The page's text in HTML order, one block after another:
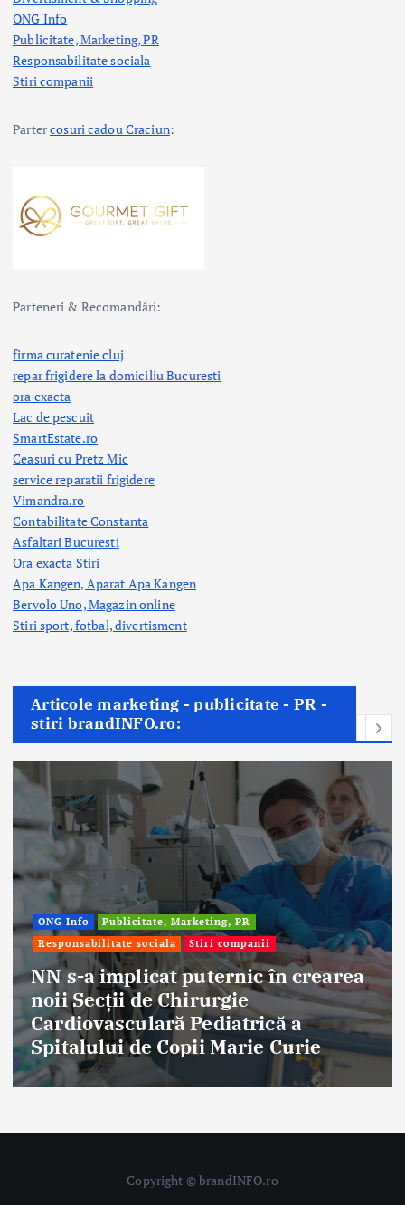
ONG Info
Publicitate, Marketing, PR
Responsabilitate sociala
Stiri companii
Partercosuri cadou Craciun:
Parteneri & Recomandări:
firma curatenie cluj
repar frigidere la domiciliu Bucuresti
ora exacta
Lac de pescuit
SmartEstate.ro
Ceasuri cu Pretz Mic
service reparatii frigidere
Vimandra.ro
Contabilitate Constanta
Asfaltari Bucuresti
Ora exacta Stiri
Apa Kangen, Aparat Apa Kangen
Bervolo Uno, Magazin online
Stiri sport, fotbal,divertisment
Articole marketing - publicitate - PR -
stiri brandINFO.ro:
Afaceri & Economie
Publicitate, Marketing, PR
Stiri companii
Eternal Beauty, fondată la Salonta, a
aniversat 30 de ani în industria
frumuseții
Copyright © brandINFO.ro